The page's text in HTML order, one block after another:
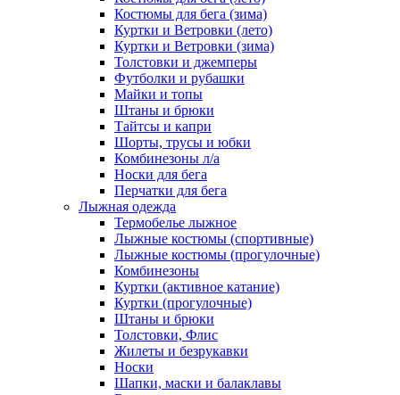
Костюмы для бега (зима)
Куртки и Ветровки (лето)
Куртки и Ветровки (зима)
Толстовки и джемперы
Футболки и рубашки
Майки и топы
Штаны и брюки
Тайтсы и капри
Шорты, трусы и юбки
Комбинезоны л/а
Носки для бега
Перчатки для бега
Лыжная одежда
Термобелье лыжное
Лыжные костюмы (спортивные)
Лыжные костюмы (прогулочные)
Комбинезоны
Куртки (активное катание)
Куртки (прогулочные)
Штаны и брюки
Толстовки, Флис
Жилеты и безрукавки
Носки
Шапки, маски и балаклавы